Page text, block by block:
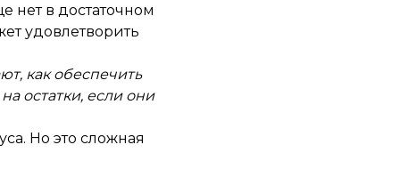
нет в достаточном
удовлетворить
как обеспечить
остатки, если они
Но это сложная